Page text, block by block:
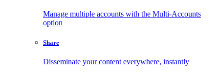
Manage multiple accounts with the Multi-Accounts
option
Share
Disseminate your content everywhere, instantly